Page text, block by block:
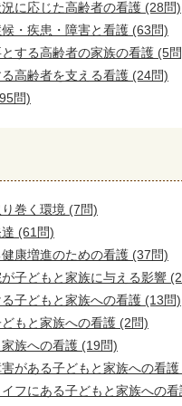
に応じた高齢者の看護 (28問)
・疾患・障害と看護 (63問)
する高齢者の家族の看護 (5
高齢者を支える看護 (24問)
問)
巻く環境 (7問)
(61問)
康増進のための看護 (37問)
子どもと家族に与える影響
子どもと家族への看護 (13問)
もと家族への看護 (2問)
族への看護 (19問)
がある子どもと家族への看
フにある子どもと家族への